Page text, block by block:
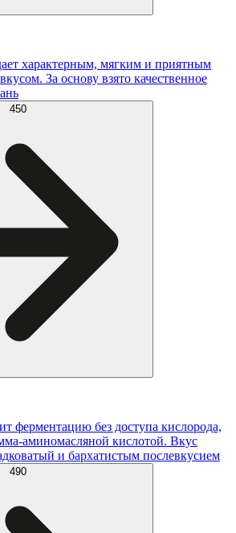
характерным, мягким и приятным
За основу взято качественное
450
ферментацию без доступа кислорода,
аминомасляной кислотой. Вкус
и бархатистым послевкусием
490